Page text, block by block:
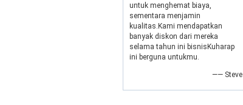
untuk menghemat biaya,
sementara menjamin
kualitas.Kami mendapatkan
banyak diskon dari mereka
selama tahun ini bisnisKuharap
ini berguna untukmu.
—— Steve